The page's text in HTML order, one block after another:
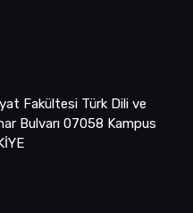
Fakültesi Türk Dili ve
Bulvarı 07058 Kampus